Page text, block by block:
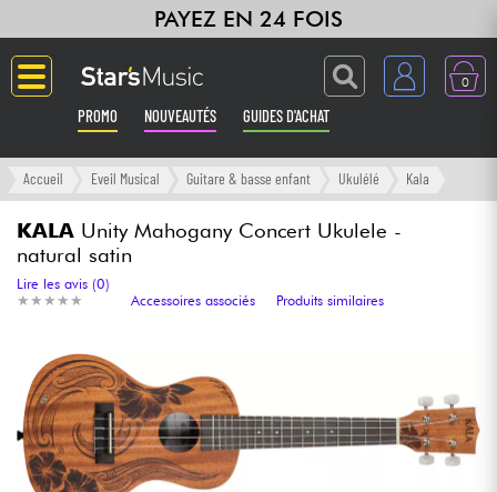
PAYEZ EN 24 FOIS
0
PROMO NOUVEAUTÉS GUIDES D'ACHAT
Langue
Guitares & Basses
Amplis & Effets
Synthés & Sampleurs
Home Studio
Accueil Eveil Musical Guitare & basse enfant Ukulélé Kala
KALA Unity Mahogany Concert Ukulele -
natural satin
★ ★ ★ ★ ★
★ ★ ★ ★ ★
Lire les avis (0)
Accessoires associés
Produits similaires